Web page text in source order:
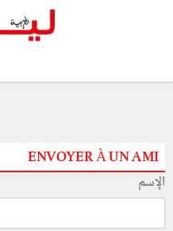
ENVOYER À UN AMI
الإسم